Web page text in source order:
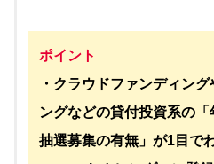
ポイント
・クラウドファンディン
ングなどの貸付投資系の
抽選募集の有無」が1目で